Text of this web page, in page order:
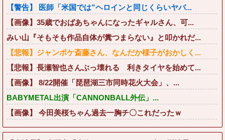
【警告】 医師「米国では”ヘロインと同じくらいヤバ...
【画像】35歳でおばあちゃんになったギャルさん、可...
みい山『そもそも作品自体が糞つまらない』と叩かれだ...
【悲報】ジャンポケ斎藤さん、なんだか様子がおかしく...
【悲報】長瀬智也さんぶっ壊れる 利きタイヤを始めて...
【画像】 8/22開催「琵琶湖三市同時花火大会」、...
BABYMETAL出演「CANNONBALL外伝」...
【画像】 今田美桜ちゃん過去一胸チ〇これだったｗ